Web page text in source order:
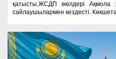
қатысты.ЖСДП өкілдері
сайлаушылармен кездесті.